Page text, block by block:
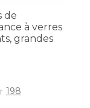
de
à verres
grandes
des clients
198